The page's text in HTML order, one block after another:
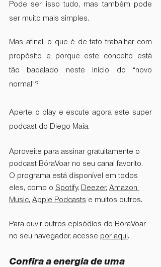
Pode ser isso tudo, mas também pode
ser muito mais simples.
Mas afinal, o que é de fato trabalhar com
propósito e porque este conceito está
tão badalado neste inicio do “novo
normal”?
Aperte o play e escute agora este super
podcast do Diego Maia.
Aproveite para assinar gratuitamente o
podcast BóraVoar no seu canal favorito.
O programa está disponível em todos
eles, como o Spotify, Deezer, Amazon
Music, Apple Podcasts e muitos outros.
Para ouvir outros episódios do BóraVoar
no seu navegador, acesse por aqui.
Confira a energia de uma